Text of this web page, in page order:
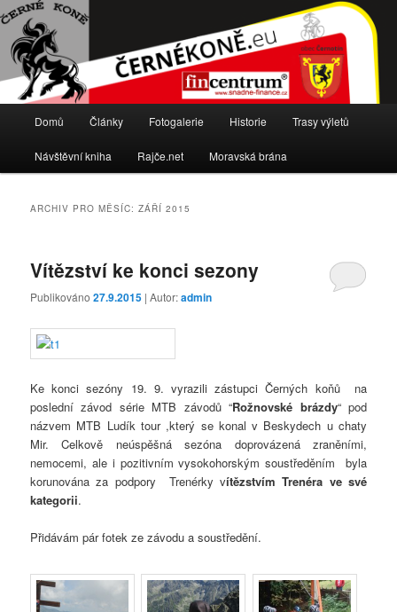
Černé koně
Stránky cyklistického oddílu TJ Sokol Černotín
navigační
Přejít
k
webu
Přejít
k
panelu
Domů Články Fotogalerie Historie Trasy výletů
Návštěvní kniha Rajče.net Moravská brána
ARCHIV PRO MĚSÍC:ZÁŘÍ 2015
Vítězství ke konci sezony
Publikováno27.9.2015 | Autor:admin
Ke konci sezóny 19. 9. vyrazili zástupci Černých koňů na
poslední závod série MTB závodů “Rožnovské brázdy“ pod
názvem MTB Ludík tour ,který se konal v Beskydech u chaty
Mir. Celkově neúspěšná sezóna doprovázená zraněními,
nemocemi, ale i pozitivním vysokohorským soustředěním byla
korunována za podpory Trenérky vítězstvím Trenéra ve své
kategorii.
Přidávám pár fotek ze závodu a soustředění.